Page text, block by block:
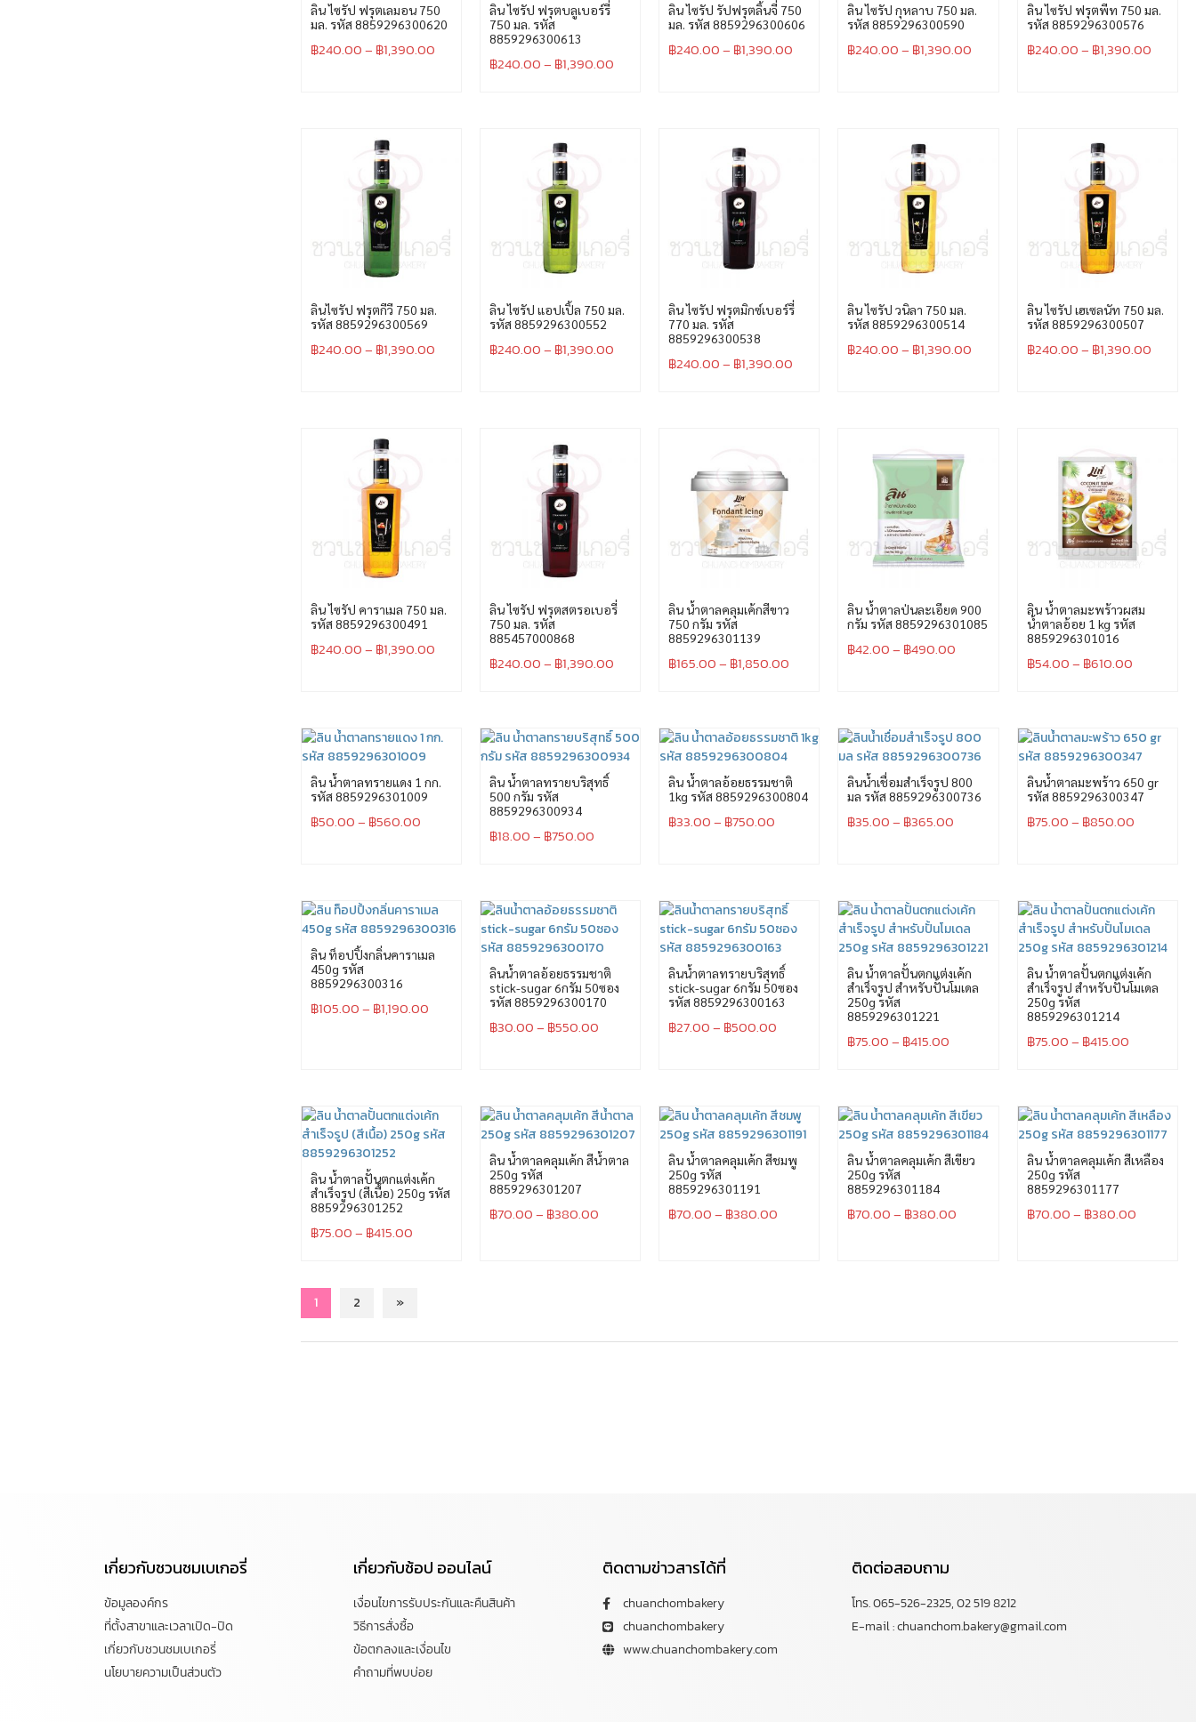
ลิน ไซรัป ฟรุตเลมอน 750
มล. รหัส 8859296300620
฿240.00– ฿1,390.00
ลิน ไซรัป ฟรุตบลูเบอร์รี่
750 มล. รหัส
8859296300613
฿240.00– ฿1,390.00
ลิน ไซรัป รัปฟรุตลิ้นจี่ 750
มล. รหัส 8859296300606
฿240.00– ฿1,390.00
ลิน ไซรัป กุหลาบ 750 มล.
รหัส 8859296300590
฿240.00– ฿1,390.00
ลิน ไซรัป ฟรุตพีท 750 มล.
รหัส 8859296300576
฿240.00– ฿1,390.00
ลินไซรัป ฟรุตกีวี 750 มล.
รหัส 8859296300569
฿240.00– ฿1,390.00
ลิน ไซรัป แอปเปิ้ล 750 มล.
รหัส 8859296300552
฿240.00– ฿1,390.00
ลิน ไซรัป ฟรุตมิกซ์เบอร์รี่
770 มล. รหัส
8859296300538
฿240.00– ฿1,390.00
ลิน ไซรัป วนิลา 750 มล.
รหัส 8859296300514
฿240.00– ฿1,390.00
ลิน ไซรัป เฮเซลนัท 750 มล.
รหัส 8859296300507
฿240.00– ฿1,390.00
ลิน ไซรัป คาราเมล 750 มล.
รหัส 8859296300491
฿240.00– ฿1,390.00
ลิน ไซรัป ฟรุตสตรอเบอรี่
750 มล. รหัส
885457000868
฿240.00– ฿1,390.00
ลิน น้ำตาลคลุมเค้กสีขาว
750 กรัม รหัส
8859296301139
฿165.00– ฿1,850.00
ลิน น้ำตาลป่นละเอียด 900
กรัม รหัส 8859296301085
฿42.00– ฿490.00
ลิน น้ำตาลมะพร้าวผสม
น้ำตาลอ้อย 1 kg รหัส
8859296301016
฿54.00– ฿610.00
ลิน น้ำตาลทรายแดง 1 กก.
รหัส 8859296301009
฿50.00– ฿560.00
ลิน น้ำตาลทรายบริสุทธิ์
500 กรัม รหัส
8859296300934
฿18.00– ฿750.00
ลิน น้ำตาลอ้อยธรรมชาติ
1kg รหัส 8859296300804
฿33.00– ฿750.00
ลินน้ำเชื่อมสำเร็จรูป 800
มล รหัส 8859296300736
฿35.00– ฿365.00
ลินน้ำตาลมะพร้าว 650 gr
รหัส 8859296300347
฿75.00– ฿850.00
ลิน ท็อปปิ้งกลิ่นคาราเมล
450g รหัส
8859296300316
฿105.00– ฿1,190.00
ลินน้ำตาลอ้อยธรรมชาติ
stick-sugar 6กรัม 50ซอง
รหัส 8859296300170
฿30.00– ฿550.00
ลินน้ำตาลทรายบริสุทธิ์
stick-sugar 6กรัม 50ซอง
รหัส 8859296300163
฿27.00– ฿500.00
ลิน น้ำตาลปั้นตกแต่งเค้ก
สำเร็จรูป สำหรับปั้นโมเดล
250g รหัส
8859296301221
฿75.00– ฿415.00
ลิน น้ำตาลปั้นตกแต่งเค้ก
สำเร็จรูป สำหรับปั้นโมเดล
250g รหัส
8859296301214
฿75.00– ฿415.00
ลิน น้ำตาลปั้นตกแต่งเค้ก
สำเร็จรูป (สีเนื้อ) 250g รหัส
8859296301252
฿75.00– ฿415.00
ลิน น้ำตาลคลุมเค้ก สีน้ำตาล
250g รหัส
8859296301207
฿70.00– ฿380.00
ลิน น้ำตาลคลุมเค้ก สีชมพู
250g รหัส
8859296301191
฿70.00– ฿380.00
ลิน น้ำตาลคลุมเค้ก สีเขียว
250g รหัส
8859296301184
฿70.00– ฿380.00
ลิน น้ำตาลคลุมเค้ก สีเหลือง
250g รหัส
8859296301177
฿70.00– ฿380.00
1 2 »
เกี่ยวกับชวนชมเบเกอรี่
ข้อมูลองค์กร
ที่ตั้งสาขาและเวลาเปิด-ปิด
เกี่ยวกับชวนชมเบเกอรี่
นโยบายความเป็นส่วนตัว
เกี่ยวกับช้อป ออนไลน์
เงื่อนไขการรับประกันและคืนสินค้า
วิธีการสั่งซื้อ
ข้อตกลงและเงื่อนไข
คำถามที่พบบ่อย
ติดตามข่าวสารได้ที่
chuanchombakery
chuanchombakery
www.chuanchombakery.com
ติดต่อสอบถาม
โทร. 065-526-2325, 02 519 8212
E-mail : chuanchom.bakery@gmail.com